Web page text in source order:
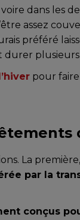
dans les
assez
préféré
durer plusieurs
pour
La première,
par la
conçus